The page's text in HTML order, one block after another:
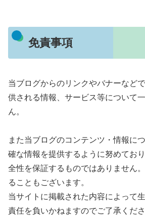
免責事項
当ブログからのリンクやバナーなど
供される情報、サービス等について
ん。
また当ブログのコンテンツ・情報に
確な情報を提供するように努めてお
全性を保証するものではありません
ることもございます。
当サイトに掲載された内容によって
責任を負いかねますのでご了承くださ